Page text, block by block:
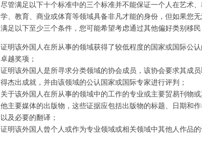
尽管满足以下十个标准中的三个标准并不能保证一个人在艺术
学、教育、商业或体育等领域具备非凡才能的身份，但如果您
满足以下至少三个条件，您可能希望考虑通过其他偏好类别移民
证明该外国人在所从事的领域获得了较低程度的国家或国际公认
卓越奖项；
证明该外国人是所寻求分类领域的协会成员，该协会要求其成员
得杰出成就，并由该领域的公认国家或国际专家进行评判；
关于该外国人在所从事的领域中的工作的专业或主要贸易刊物
他主要媒体的出版物，这些证据应包括出版物的标题、日期和
以及必要的翻译；
证明该外国人曾个人或作为专业领域或相关领域中其他人作品